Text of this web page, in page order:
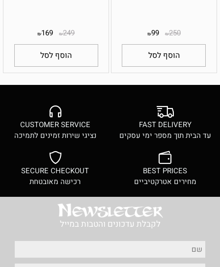
₪250
₪99
הוסף לסל
₪249
₪169
הוסף לסל
FAST DELIVERY
עד הבית תוך מספר ימי עסקים
CUSTOMER SERVICE
נציגי שירות זמינים לתמיכה
BEST PRICES
מחירים אטרקטיביים
SECURE CHECKOUT
רכישה מאובטחת
לקבלת עדכונים והטבות במייל